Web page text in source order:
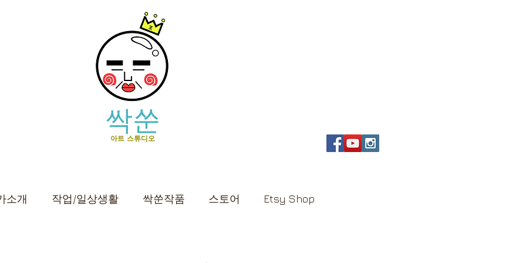
싹쑨
아트 스튜디오
소개 작업/일상생활 싹쑨작품 스토어 Etsy Shop